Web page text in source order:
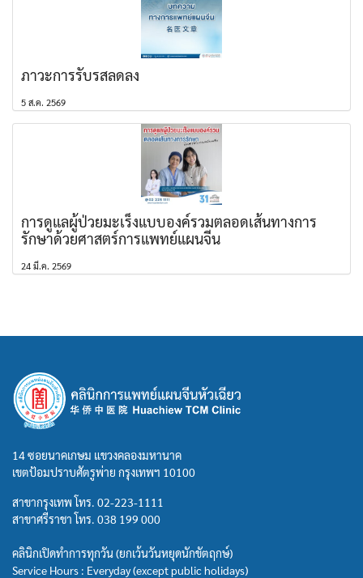
ภาวะการรับรสลดลง
5 ส.ค. 2569
การดูแลผู้ป่วยมะเร็งแบบองค์รวมตลอดเส้นทางการ
รักษาด้วยศาสตร์การแพทย์แผนจีน
24 มี.ค. 2569
14 ซอยนาคเกษม แขวงคลองมหานาค
เขตป้อมปราบศัตรูพ่าย กรุงเทพฯ 10100
สาขากรุงเทพ โทร. 02-223-1111
สาขาศรีราชา โทร. 038 199 000
คลินิกเปิดทำการทุกวัน (ยกเว้นวันหยุดนักขัตฤกษ์)
Service Hours : Everyday (except public holidays)